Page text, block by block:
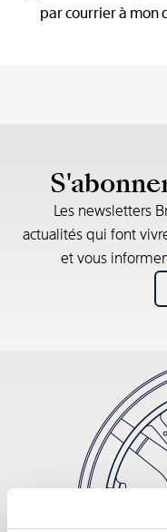
par courrier à mon
Les newsletters
actualités qui font
et vous